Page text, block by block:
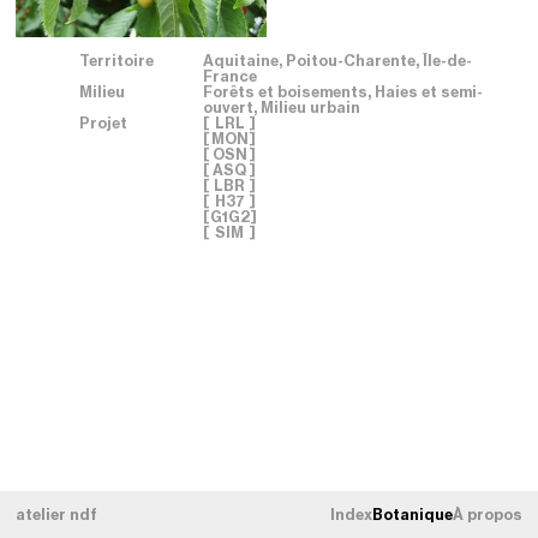
atelier ndf IndexBotaniqueÀ propos
Territoire
Aquitaine, Poitou-Charente, Île-de-
France
Milieu
Forêts et boisements, Haies et semi-
ouvert, Milieu urbain
Projet
[ LRL ]
[ MON ]
[ OSN ]
[ ASQ ]
[ LBR ]
[ H37 ]
[G1G2]
[ SIM ]